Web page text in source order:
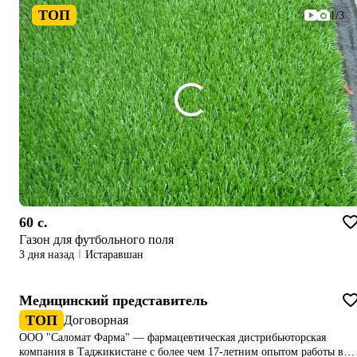
ТОП 1/3
60 c.
Газон для футбольного поля
3 дня назад Истаравшан
Медицинский представитель
ТОП Договорная
ООО "Саломат Фарма" — фармацевтическая дистрибьюторская
компания в Таджикистане с более чем 17-летним опытом работы в